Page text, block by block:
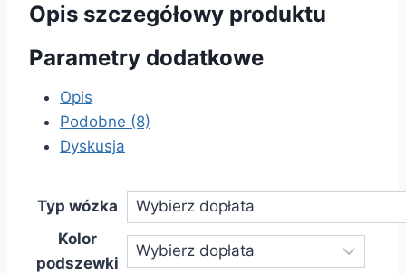
Opis szczegółowy produktu
Parametry dodatkowe
Opis
Podobne (8)
Dyskusja
Typ wózka
Kolor
podszewki